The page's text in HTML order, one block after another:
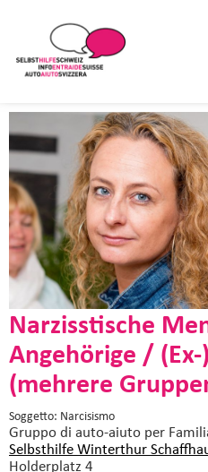
Narzisstische
Angehörige /
(mehrere
Soggetto: Narcisismo
Gruppo di auto-aiuto per
Selbsthilfe Winterthur
Holderplatz 4